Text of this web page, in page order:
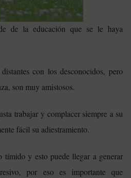
de la educación que se le haya
con los desconocidos, pero
son muy amistosos.
trabajar y complacer siempre a su
fácil su adiestramiento.
tímido y esto puede llegar a generar
por eso es importante que